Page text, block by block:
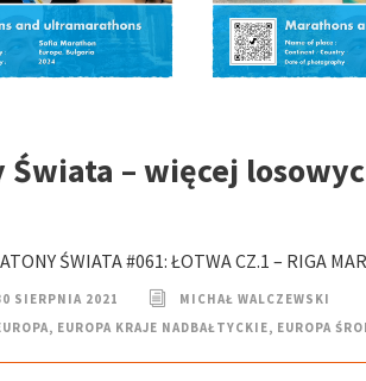
Świata – więcej
ŚWIATA #061: ŁOTWA CZ.1 – RIGA
SIERPNIA 2021
MICHAŁ WALCZEWSKI
, EUROPA KRAJE NADBAŁTYCKIE, EUROPA